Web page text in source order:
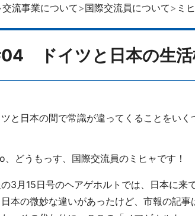
交流事業について 国際交流員について ミ
ドイツと日本の生活
ツと日本の間で常識が違ってくることをいく
、どうもっす、国際交流員のミヒャです！
3月15日号のヘアゲホルトでは、日本に来
本の微妙な違いがあったけど、市報の記